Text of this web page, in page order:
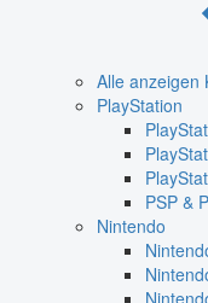
Alle anzeigen
PlayStation
PSP &
Nintendo